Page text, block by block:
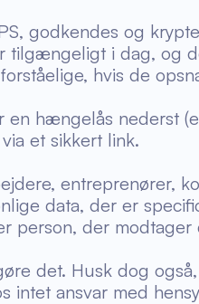
godkendes og
i dag, og
hvis de
hængelås nederst
et sikkert link.
entreprenører,
data, der er
person, der
det. Husk dog
intet ansvar med